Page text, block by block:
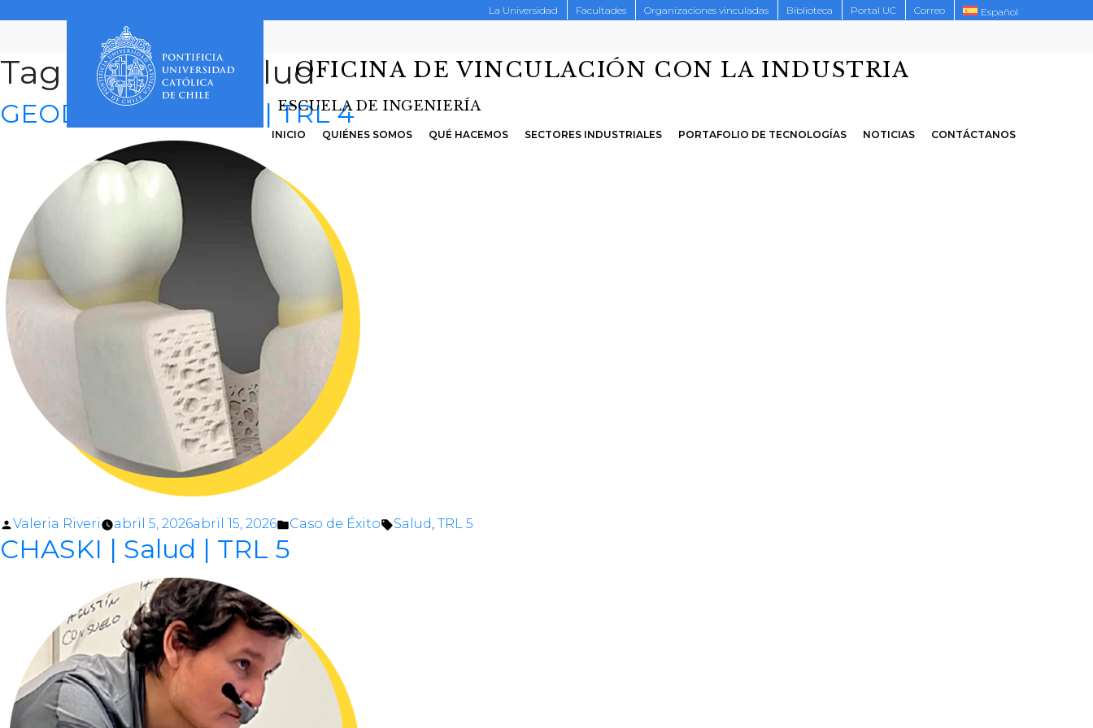
La Universidad Facultades Organizaciones vinculadas Biblioteca Portal UC Correo Español
OFICINA DE VINCULACIÓN CON LA INDUSTRIA
ESCUELA DE INGENIERÍA
INICIO QUIÉNES SOMOS QUÉ HACEMOS SECTORES INDUSTRIALES PORTAFOLIO DE TECNOLOGÍAS NOTICIAS CONTÁCTANOS
Tag Archives:Salud
GEODBONE | Salud | TRL 4
Posted
by
Valeria Riveri abril 5, 2026abril 15, 2026
Posted
Caso de Éxito Tags:
Salud, TRL 5
CHASKI | Salud | TRL 5